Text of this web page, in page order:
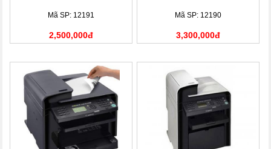
Mã SP: 12191
2,500,000đ
Mã SP: 12190
3,300,000đ